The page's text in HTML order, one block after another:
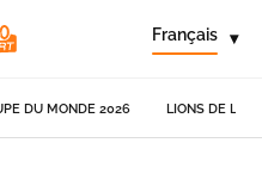
Français ▾
DU MONDE 2026 LIONS DE